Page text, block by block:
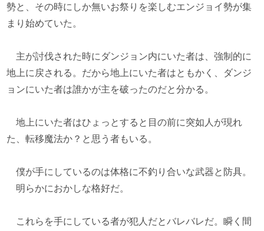
勢と、その時にしか無いお祭りを楽しむエンジョイ勢が集
まり始めていた。
主が討伐された時にダンジョン内にいた者は、強制的に
地上に戻される。だから地上にいた者はともかく、ダンジ
ョンにいた者は誰かが主を破ったのだと分かる。
地上にいた者はひょっとすると目の前に突如人が現れ
た、転移魔法か？と思う者もいる。
僕が手にしているのは体格に不釣り合いな武器と防具。
明らかにおかしな格好だ。
これらを手にしている者が犯人だとバレバレだ。瞬く間